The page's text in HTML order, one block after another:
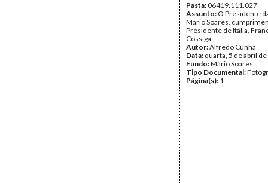
Pasta:06419.111.027
Assunto: O Presidente
Mário Soares,
Presidente de Itália,
Cossiga.
Autor:Alfredo Cunha
Data: quarta, 5 de abril
Fundo:Mário Soares
Tipo Documental:
Página(s): 1